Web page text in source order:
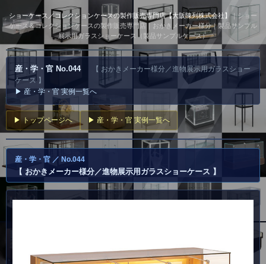
ショーケース／コレクションケースの製作販売専門店【大阪陳列株式会社】｜ショー
ケース＆コレクションケースの製作販売専門店｜おかきメーカー様分｜製品サンプル
展示用ガラスショーケース（製品サンプルケース）
産・学・官 No.044
【 おかきメーカー様分／進物展示用ガラスショー
ケース 】
▶ 産・学・官 実例一覧へ
▶ トップページへ ▶ 産・学・官 実例一覧へ
産・学・官 ／ No.044
【 おかきメーカー様分／進物展示用ガラスショーケース 】